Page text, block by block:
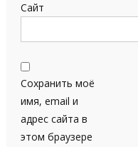
Сайт
Сохранить моё
имя, email и
адрес сайта в
этом браузере